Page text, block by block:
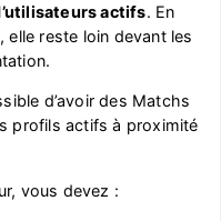
actifs. En
elle reste loin devant les
d’avoir des Matchs
profils actifs à proximité
vous devez :